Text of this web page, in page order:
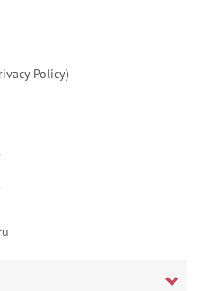
Policy)